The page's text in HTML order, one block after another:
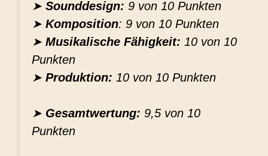
➤ Sounddesign: 9 von 10 Punkten
➤ Komposition: 9 von 10 Punkten
➤ Musikalische Fähigkeit: 10 von 10
Punkten
➤ Produktion: 10 von 10 Punkten
➤ Gesamtwertung: 9,5 von 10
Punkten